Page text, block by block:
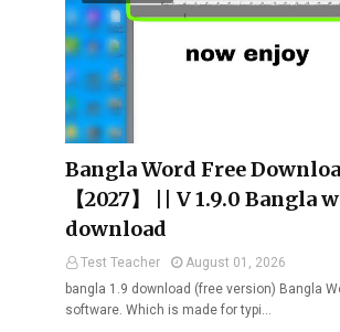
Bangla Word Free
【2027】 || V 1.9.0 Bangla
download
Test Teacher
August 01, 2026
bangla 1.9 download (free version) Bangla
software. Which is made for typi…